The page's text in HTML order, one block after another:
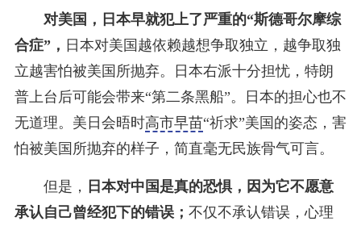
对美国，日本早就犯上了严重的“斯德哥尔摩综
合症”， 日本对美国越依赖越想争取独立，越争取独
立越害怕被美国所抛弃。日本右派十分担忧，特朗
普上台后可能会带来“第二条黑船”。日本的担心也不
无道理。美日会晤时高市早苗“祈求”美国的姿态，害
怕被美国所抛弃的样子，简直毫无民族骨气可言。
但是， 日本对中国是真的恐惧，因为它不愿意
承认自己曾经犯下的错误； 不仅不承认错误，心理